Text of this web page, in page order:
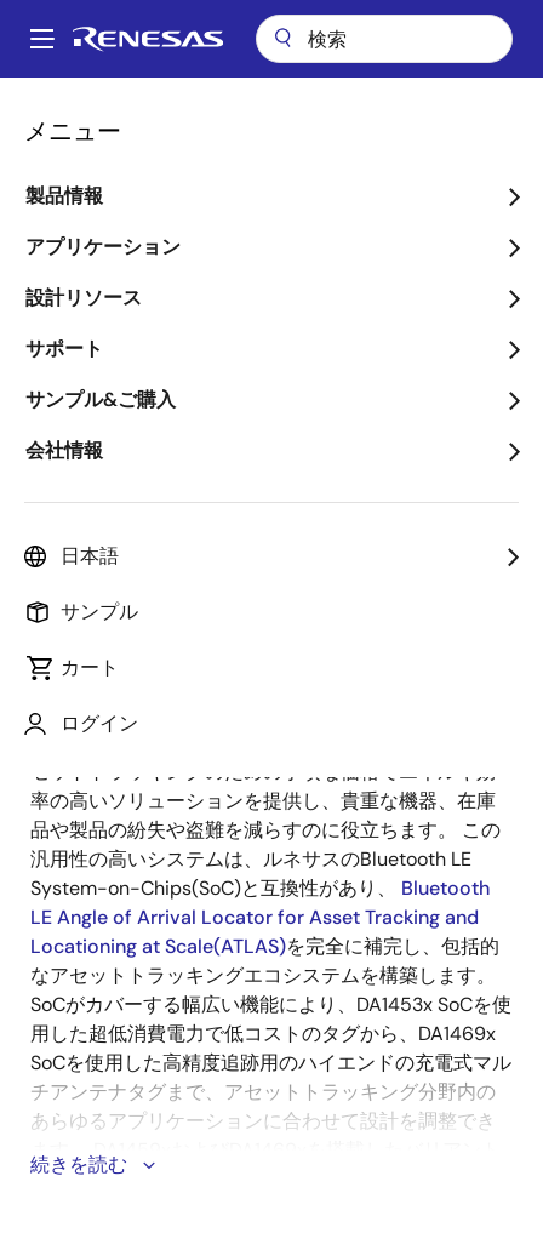
ン
Main
メニュー
製品情報
アプリケーション
設計リソース
サポート
サンプル&ご購入
会社情報
日本語
サンプル
カート
ログイン
パ
ン
く
ず
測距およびアセットトラッキング用Bluetooth Low Energyタグ
測距およびアセットトラッ
キング用Bluetooth Low
Energyタグ
ページセクションへ移動：
概要
概
要
説明
明
Bluetooth ®
セットトラッキングのための手頃な価格でエネルギ効
率の高いソリューションを提供し、貴重な機器、在庫
品や製品の紛失や盗難を減らすのに役立ちます。 この
汎用性の高いシステムは、ルネサスのBluetooth LE
System-on-Chips(SoC)と互換性があり、 Bluetooth
LE Angle of Arrival Locator for Asset Tracking and
Locationing at Scale(ATLAS)を完全に補完し、包括的
なアセットトラッキングエコシステムを構築します。
SoCがカバーする幅広い機能により、DA1453x SoCを使
用した超低消費電力で低コストのタグから、DA1469x
SoCを使用した高精度追跡用のハイエンドの充電式マル
チアンテナタグまで、アセットトラッキング分野内の
あらゆるアプリケーションに合わせて設計を調整でき
ます。 DA1459xおよびDA1469xを搭載したバリアント
では、フェーズベースの測距を実装して正確なポイン
続きを読む